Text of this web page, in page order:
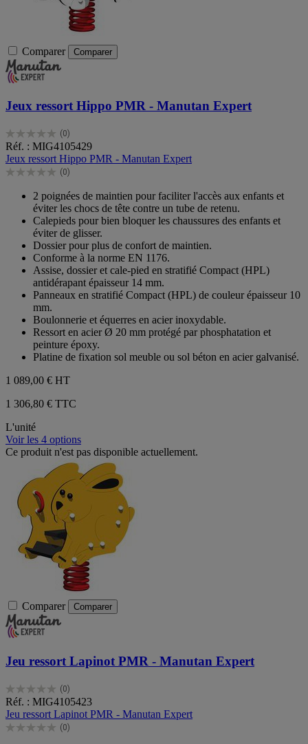
Comparer Comparer
Jeux ressort Hippo PMR - Manutan Expert
(0)
0.0
sur
5
étoiles.
Réf. : MIG4105429
Jeux ressort Hippo PMR - Manutan Expert
(0)
0.0
étoiles.
2 poignées de maintien pour faciliter l'accès aux enfants et
éviter les chocs de tête contre un tube de retenu.
Calepieds pour bien bloquer les chaussures des enfants et
éviter de glisser.
Dossier pour plus de confort de maintien.
Conforme à la norme EN 1176.
Assise, dossier et cale-pied en stratifié Compact (HPL)
antidérapant épaisseur 14 mm.
Panneaux en stratifié Compact (HPL) de couleur épaisseur 10
mm.
Boulonnerie et équerres en acier inoxydable.
Ressort en acier Ø 20 mm protégé par phosphatation et
peinture époxy.
Platine de fixation sol meuble ou sol béton en acier galvanisé.
1 089,00 € HT
1 306,80 € TTC
L'unité
Voir les 4 options
Ce produit n'est pas disponible actuellement.
Comparer Comparer
Jeu ressort Lapinot PMR - Manutan Expert
(0)
0.0
sur
5
étoiles.
Réf. : MIG4105423
Jeu ressort Lapinot PMR - Manutan Expert
(0)
0.0